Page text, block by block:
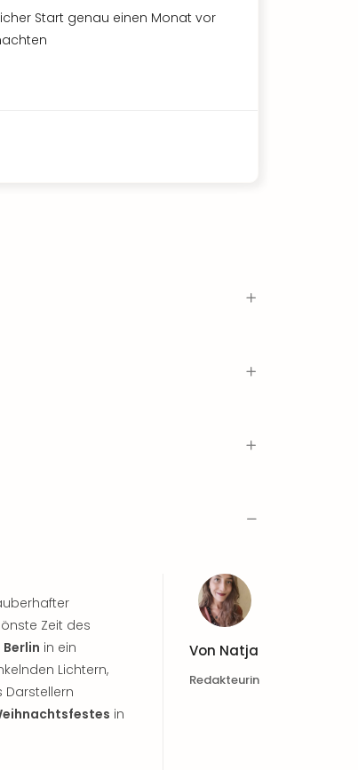
Start genau einen Monat vor
Zeit des
in ein
Lichtern,
in
Von Natja
Redakteurin